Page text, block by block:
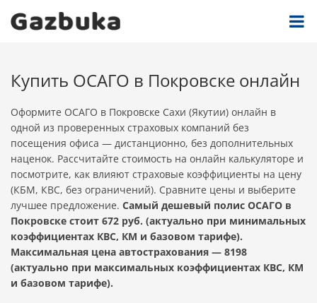
Купить ОСАГО в Покровске онлайн
Оформите ОСАГО в Покровске Сахи (Якутии) онлайн в
одной из проверенных страховых компаний без
посещения офиса — дистанционно, без дополнительных
наценок. Рассчитайте стоимость на онлайн калькуляторе и
посмотрите, как влияют страховые коэффициенты на цену
(КБМ, КВС, без ограничений). Сравните цены и выберите
лучшее предложение. Самый дешевый полис ОСАГО в
Покровске стоит 672 руб. (актуально при минимальных
коэффициентах КВС, КМ и базовом тарифе).
Максимальная цена автострахования — 8198
(актуально при максимальных коэффициентах КВС, КМ
и базовом тарифе).